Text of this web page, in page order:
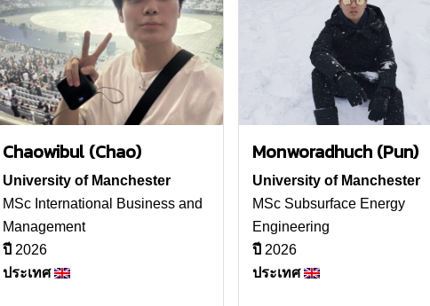
Chaowibul (Chao)
University of Manchester
MSc International Business and
Management
ปี 2026
ประเทศ
Monworadhuch (Pun)
University of Manchester
MSc Subsurface Energy
Engineering
ปี 2026
ประเทศ